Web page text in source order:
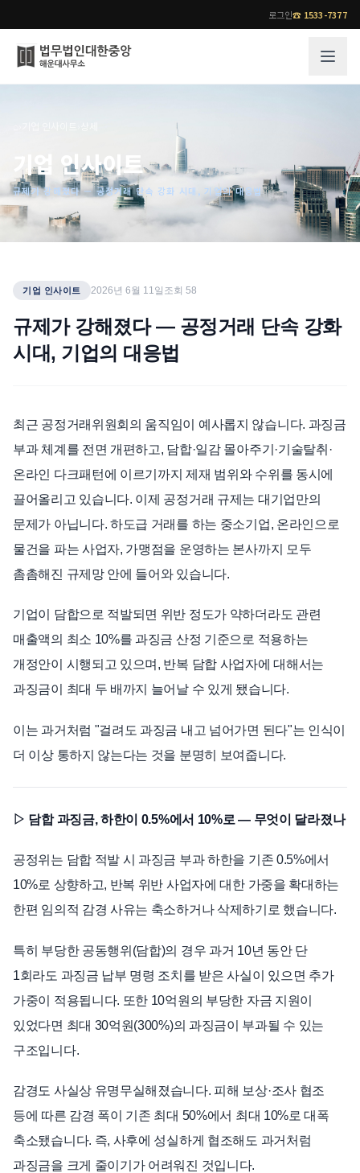
로그인☎ 1533-7377
오시는 길
통합검색
기업 인사이트
사례분석/최신동향
법률지식인
업무분야
전체
각 전문 변호사
소식/자료
법률 블로그
법률서식
뉴스레터/브로슈어
기업 인사이트
규제가 강해졌다 — 공정거래 단속 강화 시대, 기업의 대응법
기업 인사이트 2026년 6월 11일 조회 58
규제가 강해졌다 — 공정거래 단속 강화
시대, 기업의 대응법
최근 공정거래위원회의 움직임이 예사롭지 않습니다. 과징금
부과 체계를 전면 개편하고, 담합·일감 몰아주기·기술탈취·
온라인 다크패턴에 이르기까지 제재 범위와 수위를 동시에
끌어올리고 있습니다. 이제 공정거래 규제는 대기업만의
문제가 아닙니다. 하도급 거래를 하는 중소기업, 온라인으로
물건을 파는 사업자, 가맹점을 운영하는 본사까지 모두
촘촘해진 규제망 안에 들어와 있습니다.
기업이 담합으로 적발되면 위반 정도가 약하더라도 관련
매출액의 최소 10%를 과징금 산정 기준으로 적용하는
개정안이 시행되고 있으며, 반복 담합 사업자에 대해서는
과징금이 최대 두 배까지 늘어날 수 있게 됐습니다.
이는 과거처럼 "걸려도 과징금 내고 넘어가면 된다"는 인식이
더 이상 통하지 않는다는 것을 분명히 보여줍니다.
▷ 담합 과징금, 하한이 0.5%에서 10%로 — 무엇이 달라졌나
공정위는 담합 적발 시 과징금 부과 하한을 기존 0.5%에서
10%로 상향하고, 반복 위반 사업자에 대한 가중을 확대하는
한편 임의적 감경 사유는 축소하거나 삭제하기로 했습니다.
특히 부당한 공동행위(담합)의 경우 과거 10년 동안 단
1회라도 과징금 납부 명령 조치를 받은 사실이 있으면 추가
가중이 적용됩니다. 또한 10억원의 부당한 자금 지원이
있었다면 최대 30억원(300%)의 과징금이 부과될 수 있는
구조입니다.
감경도 사실상 유명무실해졌습니다. 피해 보상·조사 협조
등에 따른 감경 폭이 기존 최대 50%에서 최대 10%로 대폭
축소됐습니다. 즉, 사후에 성실하게 협조해도 과거처럼
과징금을 크게 줄이기가 어려워진 것입니다.